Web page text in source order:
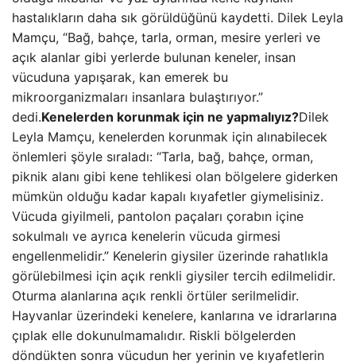
hastalıkların daha sık görüldüğünü kaydetti. Dilek Leyla
Mamçu, “Bağ, bahçe, tarla, orman, mesire yerleri ve
açık alanlar gibi yerlerde bulunan keneler, insan
vücuduna yapışarak, kan emerek bu
mikroorganizmaları insanlara bulaştırıyor.”
dedi.Kenelerden korunmak için ne yapmalıyız?Dilek
Leyla Mamçu, kenelerden korunmak için alınabilecek
önlemleri şöyle sıraladı: “Tarla, bağ, bahçe, orman,
piknik alanı gibi kene tehlikesi olan bölgelere giderken
mümkün olduğu kadar kapalı kıyafetler giymelisiniz.
Vücuda giyilmeli, pantolon paçaları çorabın içine
sokulmalı ve ayrıca kenelerin vücuda girmesi
engellenmelidir.” Kenelerin giysiler üzerinde rahatlıkla
görülebilmesi için açık renkli giysiler tercih edilmelidir.
Oturma alanlarına açık renkli örtüler serilmelidir.
Hayvanlar üzerindeki kenelere, kanlarına ve idrarlarına
çıplak elle dokunulmamalıdır. Riskli bölgelerden
döndükten sonra vücudun her yerinin ve kıyafetlerin